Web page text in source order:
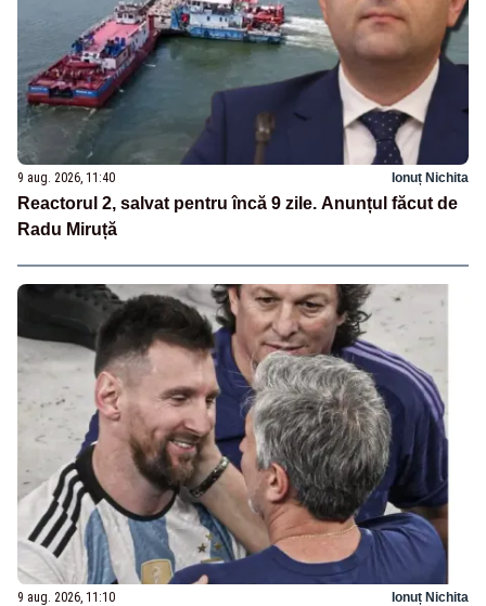
9 aug. 2026, 11:40 Ionuț Nichita
Reactorul 2, salvat pentru încă 9 zile. Anunțul făcut de
Radu Miruță
9 aug. 2026, 11:10 Ionuț Nichita